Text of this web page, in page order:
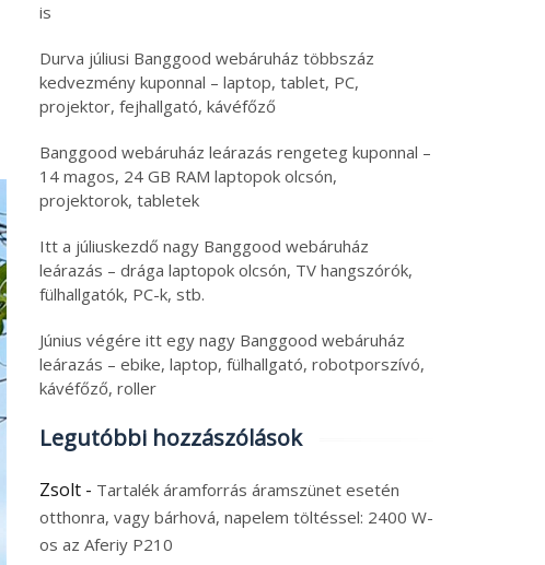
is
Durva júliusi Banggood webáruház többszáz
kedvezmény kuponnal – laptop, tablet, PC,
projektor, fejhallgató, kávéfőző
Banggood webáruház leárazás rengeteg kuponnal –
14 magos, 24 GB RAM laptopok olcsón,
projektorok, tabletek
Itt a júliuskezdő nagy Banggood webáruház
leárazás – drága laptopok olcsón, TV hangszórók,
fülhallgatók, PC-k, stb.
Június végére itt egy nagy Banggood webáruház
leárazás – ebike, laptop, fülhallgató, robotporszívó,
kávéfőző, roller
Legutóbbi hozzászólások
Zsolt - Tartalék áramforrás áramszünet esetén
otthonra, vagy bárhová, napelem töltéssel: 2400 W-
os az Aferiy P210